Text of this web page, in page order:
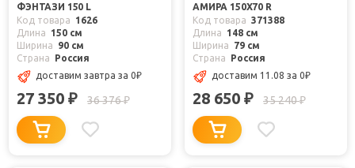
ФЭНТАЗИ 150 L
Код товара
1626
Длина
150 см
Ширина
90 см
Страна
Россия
доставим завтра за 0₽
27 350 ₽ 36 376₽
АМИРА 150X70 R
Код товара 371388
Длина
148 см
Ширина
79 см
Страна
Россия
доставим 11.08 за 0₽
28 650 ₽ 35 240₽